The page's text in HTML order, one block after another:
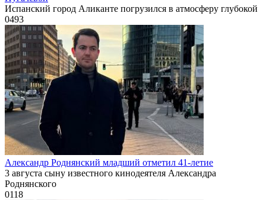
Испанский город Аликанте погрузился в атмосферу глубокой
0493
Александр Роднянский младший отметил 41-летие
3 августа сыну известного кинодеятеля Александра
Роднянского
0118